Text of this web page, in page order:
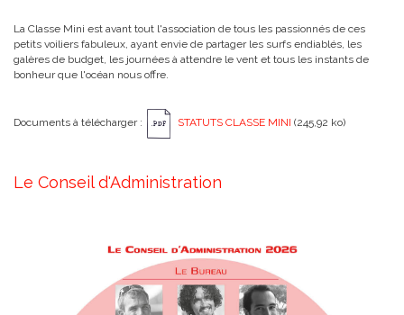
La Classe Mini est avant tout l'association de tous les passionnés de ces
petits voiliers fabuleux, ayant envie de partager les surfs endiablés, les
galères de budget, les journées à attendre le vent et tous les instants de
bonheur que l'océan nous offre.
Documents à télécharger : STATUTS CLASSE MINI (245,92 ko)
Le Conseil d'Administration